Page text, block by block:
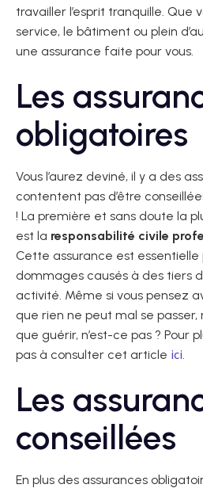
travailler l’esprit tranquille. Que
service, le bâtiment ou plein
une assurance faite pour vous.
Les
obligatoires
Vous l’aurez deviné, il y a des
contentent pas d’être
! La première et sans doute la
est la responsabilité civile
Cette assurance est essentielle
dommages causés à des tiers
activité. Même si vous pensez
que rien ne peut mal se
que guérir, n’est-ce pas ? Pour
pas à consulter cet article ici.
Les
conseillées
En plus des assurances